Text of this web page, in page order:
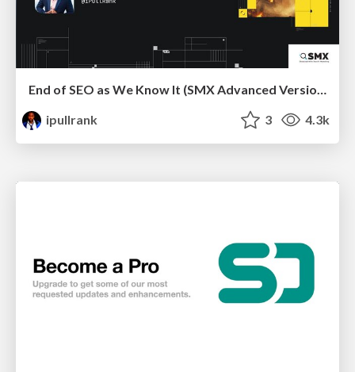
End of SEO as We Know It (SMX Advanced Version)
ipullrank
3 4.3k